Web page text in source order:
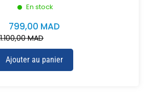
En stock
1.100,00MAD
799,00 MAD
Ajouter au panier